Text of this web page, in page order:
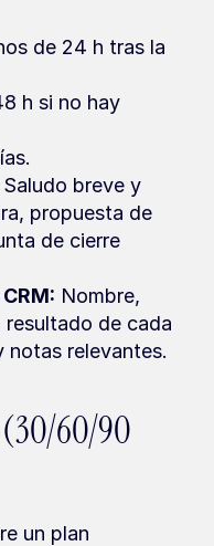
de 24 h tras la
h si no hay
Saludo breve y
propuesta de
de cierre
Nombre,
de cada
notas relevantes.
60/90
un plan